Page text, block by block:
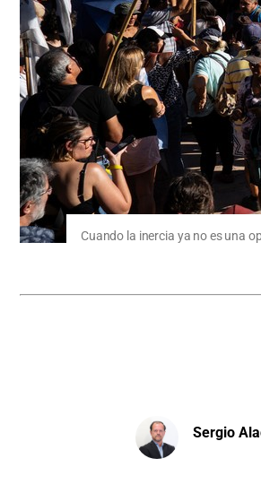
Cuando la inercia ya no es una
Sergio